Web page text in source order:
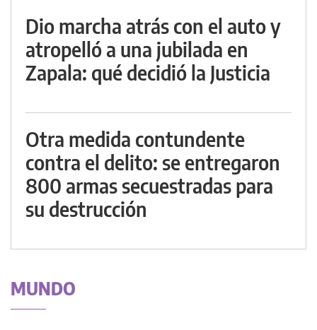
Dio marcha atrás con el auto y
atropelló a una jubilada en
Zapala: qué decidió la Justicia
Otra medida contundente
contra el delito: se entregaron
800 armas secuestradas para
su destrucción
MUNDO